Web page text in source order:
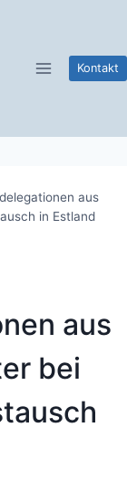
Kontakt
aus
in Estland
aus
bei